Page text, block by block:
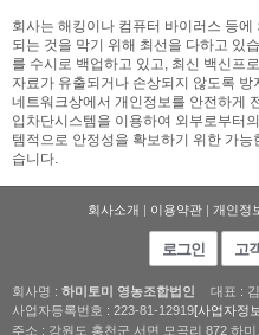
회사는 해킹이나 컴퓨터 바이러스 등
되는 것을 막기 위해 최선을 다하고 있
를 수시로 백업하고 있고, 최신 백신프
자료가 유출되거나 손상되지 않도록
네트워크상에서 개인정보를 안전하게
입차단시스템을 이용하여 외부로부터
템적으로 안정성을 확보하기 위한 가
습니다.
회사소개 | 이용약관 | 개인정
로그인 고
회사명 : 하미토미 영농조합법인 대표 :
사업자등록번호 : 223-81-12919[사업자정
주소 : 강원도 홍천군 서면 모곡리 872 하미